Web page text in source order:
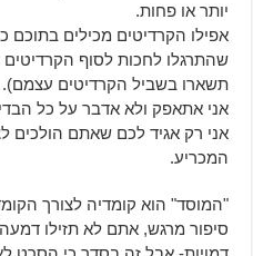
יותר או פחות.
אפילו הקרדיטים מכילים בתוכם
שהתרגלו לחכות לסוף הקרדיטים
תשארו בשביל הקרדיטים עצמם).
אני אתאפק ולא אדבר על כל
אני רק אגיד לכם שאתם הולכים
המכריע.
"המוסד" הוא קומדיה לצורך
סיפור מרגש, אתם לא תזילו